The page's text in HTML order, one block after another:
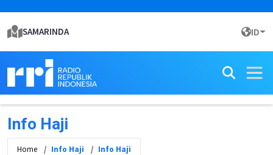
SAMARINDA ID
Info Haji
Home Info Haji Info Haji